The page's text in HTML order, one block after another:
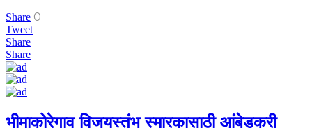
Share 0
Tweet
Share
Share
भीमाकोरेगाव विजयस्तंभ स्मारकासाठी आंबेडकरी